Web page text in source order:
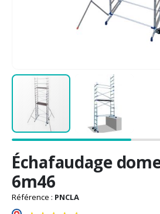
au
début
de
la
Galerie
Échafaudage
6m46
Référence : PNCLA